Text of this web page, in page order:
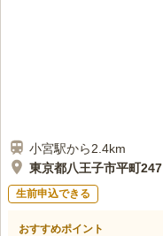
小宮駅から2.4km
東京都八王子市平町247
生前申込できる
おすすめポイント